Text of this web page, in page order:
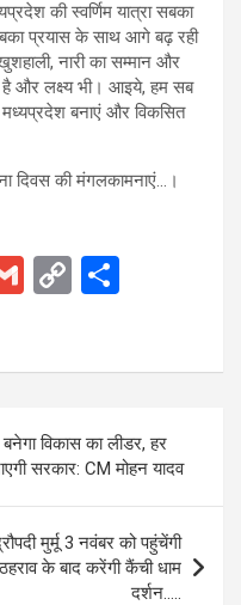
की स्वर्णिम यात्रा सबका
प्रयास के साथ आगे बढ़ रही
नारी का सम्मान और
है और लक्ष्य भी। आइये, हम सब
बनाएं और विकसित
दिवस की मंगलकामनाएं…।
G
C
n
k
विकास का लीडर, हर
सरकार: CM मोहन यादव
मुर्मू 3 नवंबर को पहुंचेंगी
के बाद करेंगी कैंची धाम
दर्शन…..